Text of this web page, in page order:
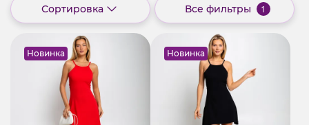
Сортировка Все фильтры 1
Новинка Новинка